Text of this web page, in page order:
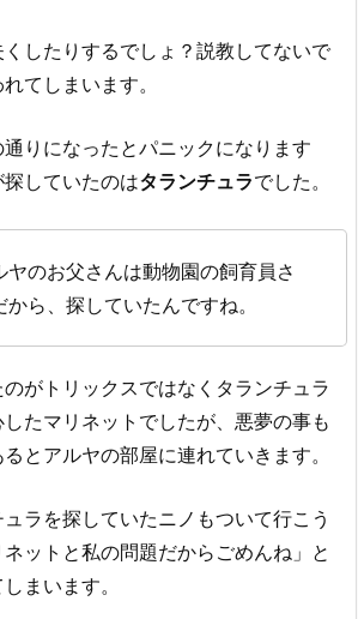
くしたりするでしょ？説教してないで
てしまいます。
りになったとパニックになります
していたのはタランチュラでした。
ヤのお父さんは動物園の飼育員さ
から、探していたんですね。
がトリックスではなくタランチュラ
たマリネットでしたが、悪夢の事も
とアルヤの部屋に連れていきます。
ラを探していたニノもついて行こう
ットと私の問題だからごめんね」と
まいます。